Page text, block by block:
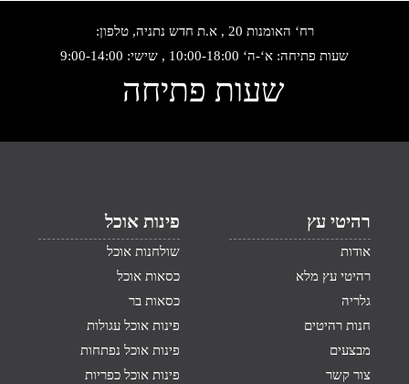
רח‘ האומנות 20 , א.ת חדש נתניה, טלפון:
שעות פתיחה: א‘-ה‘ 10:00-18:00 , שישי: 9:00-14:00
שעות פתיחה
רהיטי עץ
אודות
רהיטי עץ מלא
גלריה
חנות רהיטים
מבצעים
צור קשר
פינות אוכל
שולחנות אוכל
כסאות אוכל
כסאות בר
פינות אוכל עגולות
פינות אוכל נפתחות
פינות אוכל כפריות